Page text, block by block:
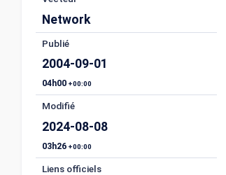
Network
Publié
2004-09-01
04h00 +00:00
Modifié
2024-08-08
03h26 +00:00
Liens officiels